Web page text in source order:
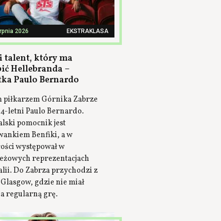
2026 EKSTRAKLASA
talent, który ma
Hellebranda –
Paulo Bernardo
piłkarzem Górnika Zabrze
letni Paulo Bernardo.
pomocnik jest
Benfiki, a w
występował w
reprezentacjach
Do Zabrza przychodzi z
gdzie nie miał
regularną grę.